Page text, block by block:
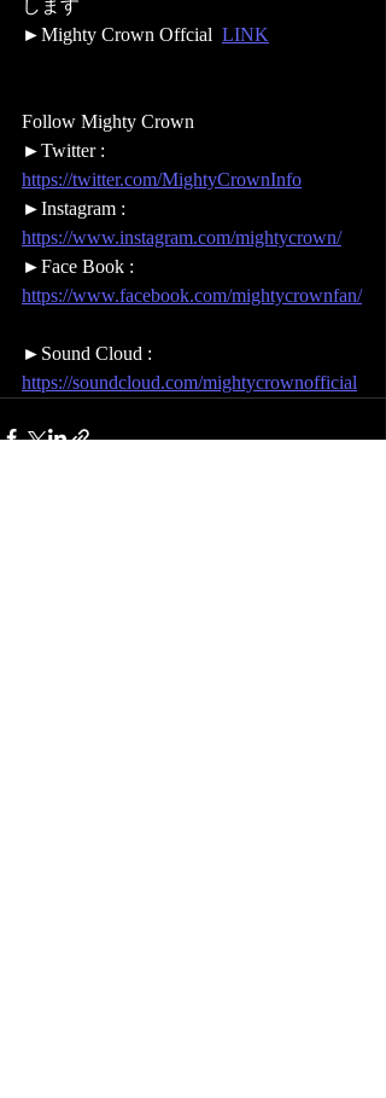
します
►Mighty Crown Offcial LINK
Follow Mighty Crown
►Twitter :
https://twitter.com/MightyCrownInfo
►Instagram :
https://www.instagram.com/mightycrown/
►Face Book :
https://www.facebook.com/mightycrownfan/
►Sound Cloud :
https://soundcloud.com/mightycrownofficial